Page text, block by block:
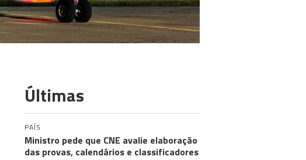
Últimas
PAÍS
Ministro pede que CNE avalie elaboração
das provas, calendários e classificadores